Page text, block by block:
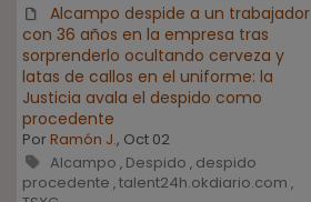
Alcampo despide a un trabajador
con 36 años en la empresa tras
sorprenderlo ocultando cerveza y
latas de callos en el uniforme: la
Justicia avala el despido como
procedente
Por Ramón J., Oct 02
Alcampo , Despido , despido
procedente ,talent24h.okdiario.com ,